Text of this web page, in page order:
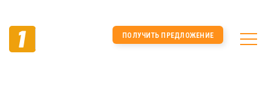
ПОЛУЧИТЬ ПРЕДЛОЖЕНИЕ